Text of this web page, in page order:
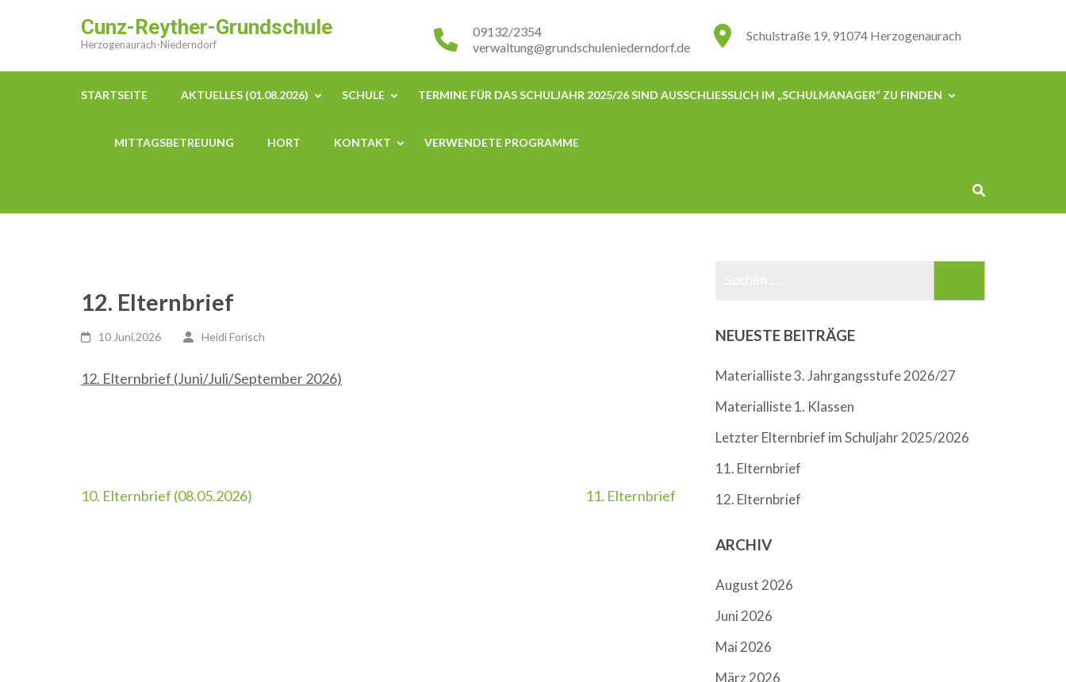
(Enter
Cunz-Reyther-Grundschule
Herzogenaurach-Niederndorf
Schulstraße 19, 91074 Herzogenaurach
09132/2354
verwaltung@grundschuleniederndorf.de
STARTSEITE AKTUELLES (01.08.2026) SCHULE TERMINE FÜR DAS SCHULJAHR 2025/26 SIND AUSSCHLIESSLICH IM „SCHULMANAGER“ ZU FINDEN
MITTAGSBETREUUNG HORT KONTAKT VERWENDETE PROGRAMME
12. Elternbrief
10 Juni,2026 Heidi Forisch
12. Elternbrief (Juni/Juli/September 2026)
Beitragsnavigation
10. Elternbrief (08.05.2026) 11. Elternbrief
NEUESTE BEITRÄGE
Materialliste 3. Jahrgangsstufe 2026/27
Materialliste 1. Klassen
Letzter Elternbrief im Schuljahr 2025/2026
11. Elternbrief
12. Elternbrief
ARCHIV
August 2026
Juni 2026
Mai 2026
März 2026